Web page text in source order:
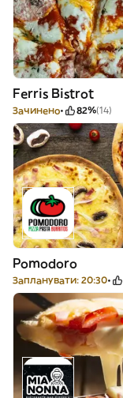
Ferris Bistrot
Зачинено 82%(14)
Pomodoro
Запланувати: 20:30